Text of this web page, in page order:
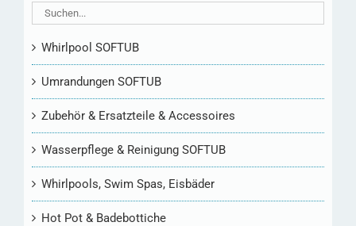
Whirlpool SOFTUB
Umrandungen SOFTUB
Zubehör & Ersatzteile & Accessoires
Wasserpflege & Reinigung SOFTUB
Whirlpools, Swim Spas, Eisbäder
Hot Pot & Badebottiche